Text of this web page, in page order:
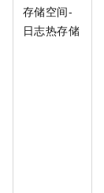
存储空间-
日志热存储